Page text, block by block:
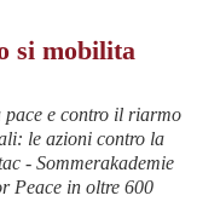
si mobilita
pace e contro il riarmo
le azioni contro la
- Sommerakademie
Peace in oltre 600